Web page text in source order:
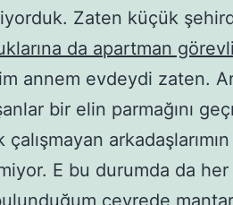
Zaten küçük
da apartman
annem evdeydi zaten.
bir elin parmağını
çalışmayan
E bu durumda da
çevrede